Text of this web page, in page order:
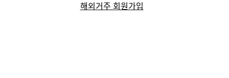
해외거주 회원가입